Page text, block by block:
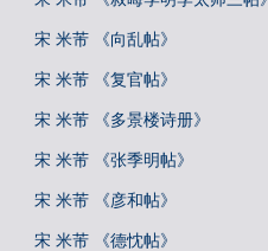
宋 米芾 《向乱帖》
宋 米芾 《复官帖》
宋 米芾 《多景楼诗册》
宋 米芾 《张季明帖》
宋 米芾 《彦和帖》
宋 米芾 《德忱帖》